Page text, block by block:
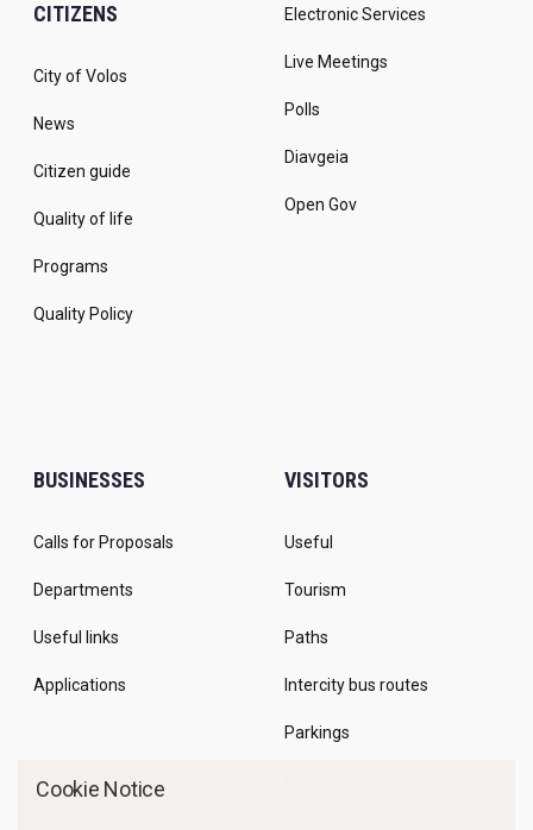
CITIZENS
City of Volos
News
Citizen guide
Quality of life
Programs
Quality Policy
Electronic Services
Live Meetings
Polls
Diavgeia
Open Gov
BUSINESSES
Calls for Proposals
Departments
Useful links
Applications
VISITORS
Useful
Tourism
Paths
Intercity bus routes
Parkings
Cookie Notice